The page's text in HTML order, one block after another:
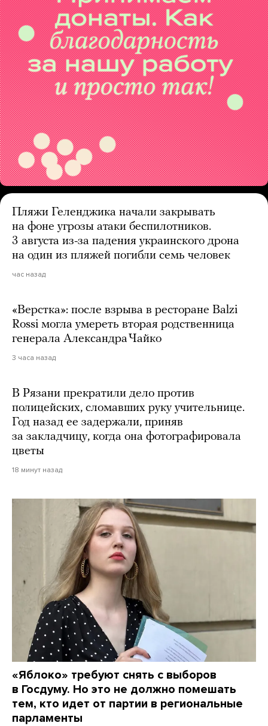
Пляжи Геленджика начали закрывать
на фоне угрозы атаки беспилотников.
3 августа из-за падения украинского дрона
на один из пляжей погибли семь человек
час назад
«Верстка»: после взрыва в ресторане Balzi
Rossi могла умереть вторая родственница
генерала Александра Чайко
3 часа назад
В Рязани прекратили дело против
полицейских, сломавших руку учительнице.
Год назад ее задержали, приняв
за закладчицу, когда она фотографировала
цветы
18 минут назад
«Яблоко» требуют снять с выборов
в Госдуму. Но это не должно помешать
тем, кто идет от партии в региональные
парламенты